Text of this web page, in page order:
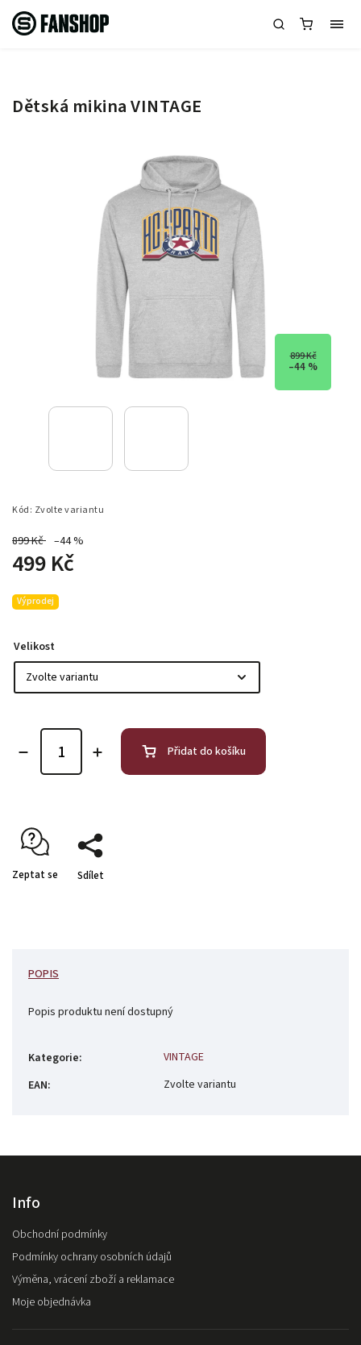
Dětská mikina VINTAGE
899 Kč
–44 %
Kód: Zvolte variantu
899 Kč –44 %
499 Kč
Výprodej
Velikost
Přidat do košíku
Zeptat se Sdílet
POPIS
Popis produktu není dostupný
Kategorie:
VINTAGE
EAN: Zvolte variantu
Info
Obchodní podmínky
Podmínky ochrany osobních údajů
Výměna, vrácení zboží a reklamace
Moje objednávka